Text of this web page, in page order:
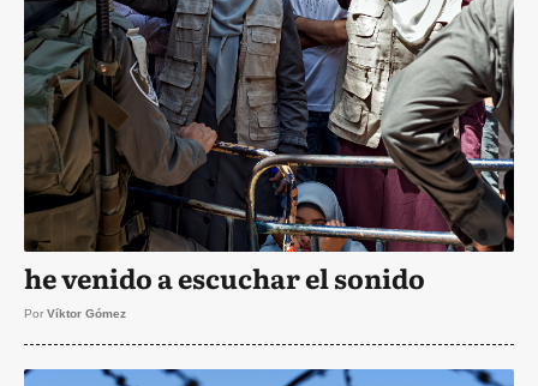
he venido a escuchar el sonido
Por Víktor Gómez